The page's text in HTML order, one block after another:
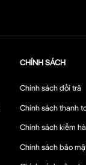
CHÍNH SÁCH
Chính sách đổi trả
Chính sách thanh
Chính sách kiểm
Chính sách bảo